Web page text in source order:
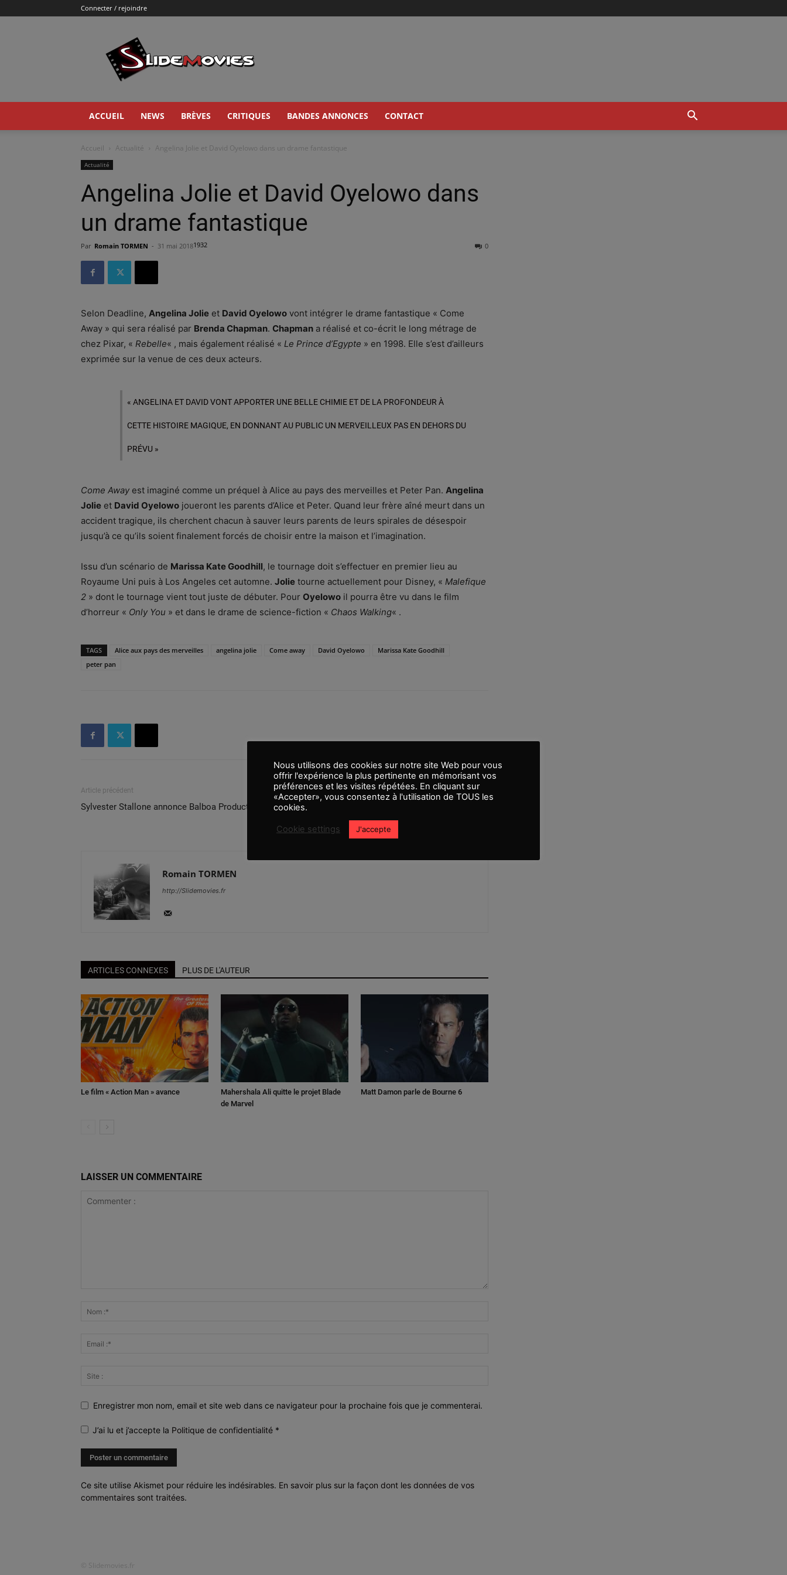
Connecter / rejoindre
ACCUEIL NEWS BRÈVES CRITIQUES BANDES ANNONCES CONTACT
Accueil Actualité Angelina Jolie et David Oyelowo dans un drame fantastique
Actualité
Angelina Jolie et David Oyelowo dans
un drame fantastique
Par Romain TORMEN - 31 mai 2018 0
1932
Selon Deadline, Angelina Jolie et David Oyelowo vont intégrer le drame fantastique « Come
Away » qui sera réalisé par Brenda Chapman. Chapman a réalisé et co-écrit le long métrage de
chez Pixar, « Rebelle« , mais également réalisé « Le Prince d’Egypte » en 1998. Elle s’est d’ailleurs
exprimée sur la venue de ces deux acteurs.
« ANGELINA ET DAVID VONT APPORTER UNE BELLE CHIMIE ET DE LA PROFONDEUR À
CETTE HISTOIRE MAGIQUE, EN DONNANT AU PUBLIC UN MERVEILLEUX PAS EN DEHORS DU
PRÉVU »
Come Away est imaginé comme un préquel à Alice au pays des merveilles et Peter Pan. Angelina
Jolie et David Oyelowo joueront les parents d’Alice et Peter. Quand leur frère aîné meurt dans un
accident tragique, ils cherchent chacun à sauver leurs parents de leurs spirales de désespoir
jusqu’à ce qu’ils soient finalement forcés de choisir entre la maison et l’imagination.
Issu d’un scénario de Marissa Kate Goodhill, le tournage doit s’effectuer en premier lieu au
Royaume Uni puis à Los Angeles cet automne. Jolie tourne actuellement pour Disney, « Malefique
2 » dont le tournage vient tout juste de débuter. Pour Oyelowo il pourra être vu dans le film
d’horreur « Only You » et dans le drame de science-fiction « Chaos Walking« .
TAGS Alice aux pays des merveilles angelina jolie Come away David Oyelowo
Marissa Kate Goodhill
peter pan
Article précédent
Sylvester Stallone annonce Balboa Production
Article suivant
Romain TORMEN
http://Slidemovies.fr
ARTICLES CONNEXES PLUS DE L'AUTEUR
Le film « Action Man » avance
Mahershala Ali quitte le projet Blade
de Marvel
Matt Damon parle de Bourne 6
LAISSER UN COMMENTAIRE
Enregistrer mon nom, email et site web dans ce navigateur pour la prochaine fois que je commenterai.
J’ai lu et j’accepte la Politique de confidentialité *
Ce site utilise Akismet pour réduire les indésirables. En savoir plus sur la façon dont les données de vos
commentaires sont traitées.
© Slidemovies.fr
Nous utilisons des cookies sur notre site Web pour vous
offrir l'expérience la plus pertinente en mémorisant vos
préférences et les visites répétées. En cliquant sur
«Accepter», vous consentez à l'utilisation de TOUS les
cookies.
Cookie settings J'accepte